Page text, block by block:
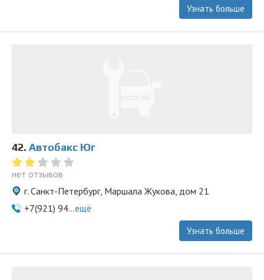
Узнать больше
42. Автобакс Юг
нет отзывов
г. Санкт-Петербург, Маршала Жукова, дом 21
+7(921) 94...ещё
Узнать больше